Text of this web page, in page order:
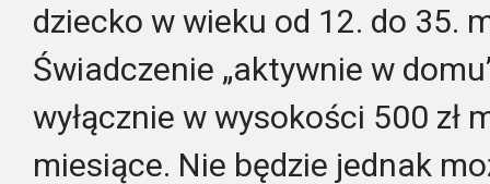
dziecko w wieku od 12. do 35.
Świadczenie „aktywnie w
wyłącznie w wysokości 500 zł
miesiące. Nie będzie jednak